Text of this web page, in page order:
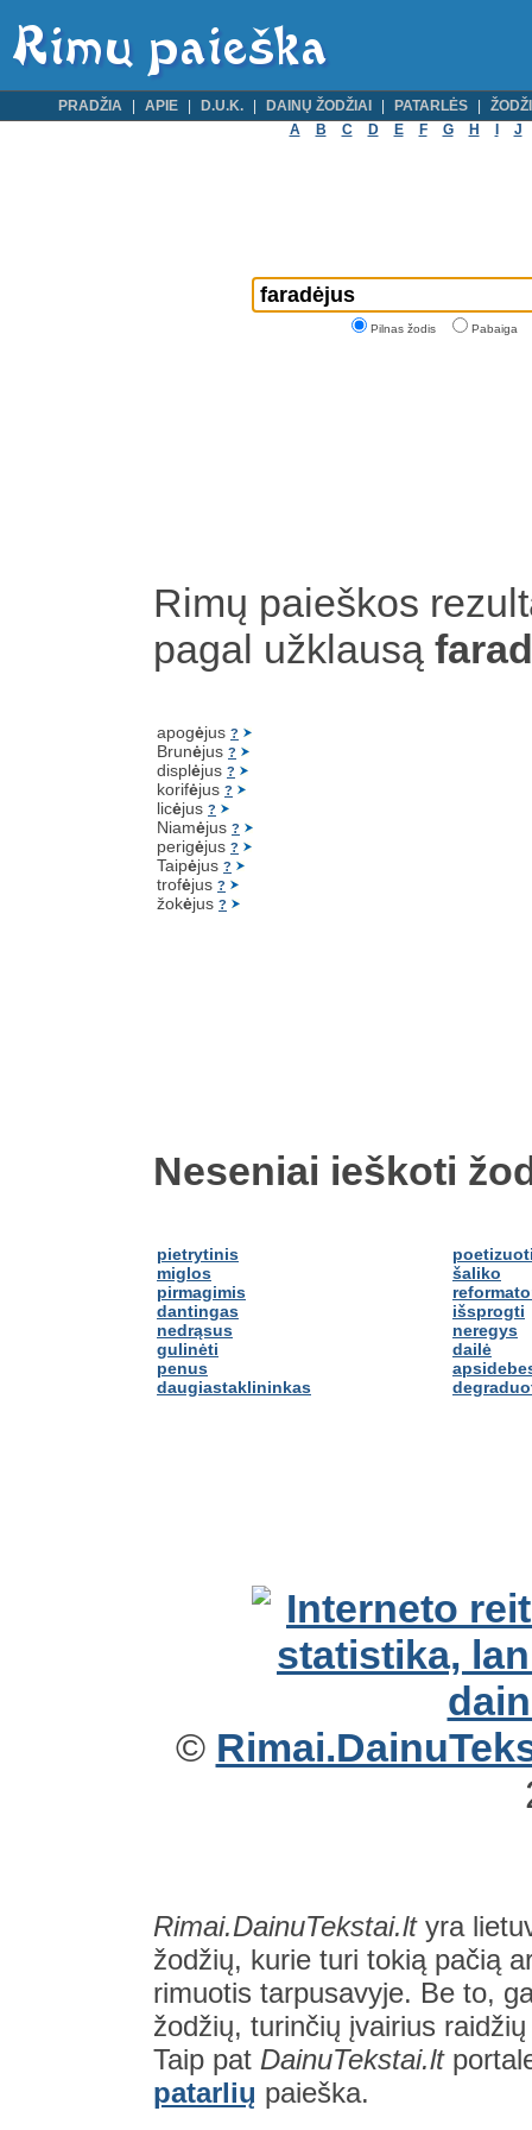
PRADŽIA APIE D.U.K. DAINŲ ŽODŽIAI PATARLĖS
A
B C D E F G H J
Pilnas žodis Pabaiga
Rimų paieškos
pagal užklausą farad
apogėjus ?
Brunėjus ?
displėjus ?
korifėjus ?
licėjus ?
Niamėjus ?
perigėjus ?
Taipėjus ?
trofėjus ?
žokėjus ?
Neseniai ieškoti
pietrytinis
miglos
pirmagimis
dantingas
nedrąsus
gulinėti
penus
daugiastaklininkas
šaliko
išsprogti
neregys
dailė
©
Rimai.DainuTekstai.ltyra
žodžių, kurie turi tokią pačią
rimuotis tarpusavyje. Be to,
žodžių, turinčių įvairius
Taip pat DainuTekstai.lt
patarlių paieška.